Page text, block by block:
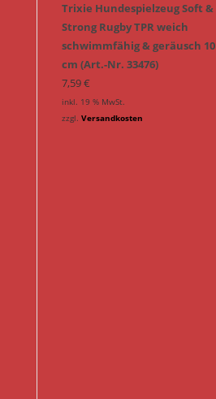
Trixie Hundespielzeug Soft &
Strong Rugby TPR weich
schwimmfähig & geräusch 10
cm (Art.-Nr. 33476)
7,59€
inkl. 19 % MwSt.
zzgl. Versandkosten